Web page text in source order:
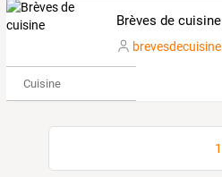
Brèves de cuisine
brevesdecuisine
Cuisine
1